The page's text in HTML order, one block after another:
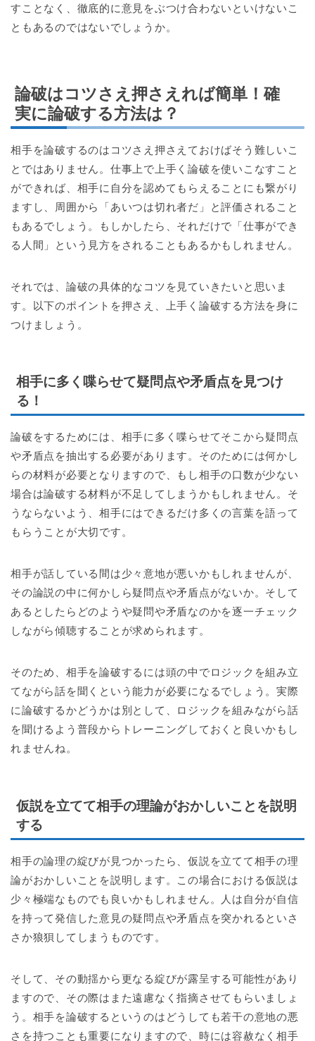
すことなく、徹底的に意見をぶつけ合わないといけないこ
ともあるのではないでしょうか。
論破はコツさえ押さえれば簡単！確
実に論破する方法は？
相手を論破するのはコツさえ押さえておけばそう難しいこ
とではありません。仕事上で上手く論破を使いこなすこと
ができれば、相手に自分を認めてもらえることにも繋がり
ますし、周囲から「あいつは切れ者だ」と評価されること
もあるでしょう。もしかしたら、それだけで「仕事ができ
る人間」という見方をされることもあるかもしれません。
それでは、論破の具体的なコツを見ていきたいと思いま
す。以下のポイントを押さえ、上手く論破する方法を身に
つけましょう。
相手に多く喋らせて疑問点や矛盾点を見つけ
る！
論破をするためには、相手に多く喋らせてそこから疑問点
や矛盾点を抽出する必要があります。そのためには何かし
らの材料が必要となりますので、もし相手の口数が少ない
場合は論破する材料が不足してしまうかもしれません。そ
うならないよう、相手にはできるだけ多くの言葉を語って
もらうことが大切です。
相手が話している間は少々意地が悪いかもしれませんが、
その論説の中に何かしら疑問点や矛盾点がないか。そして
あるとしたらどのようや疑問や矛盾なのかを逐一チェック
しながら傾聴することが求められます。
そのため、相手を論破するには頭の中でロジックを組み立
てながら話を聞くという能力が必要になるでしょう。実際
に論破するかどうかは別として、ロジックを組みながら話
を聞けるよう普段からトレーニングしておくと良いかもし
れませんね。
仮説を立てて相手の理論がおかしいことを説明
する
相手の論理の綻びが見つかったら、仮説を立てて相手の理
論がおかしいことを説明します。この場合における仮説は
少々極端なものでも良いかもしれません。人は自分が自信
を持って発信した意見の疑問点や矛盾点を突かれるといさ
さか狼狽してしまうものです。
そして、その動揺から更なる綻びが露呈する可能性があり
ますので、その際はまた遠慮なく指摘させてもらいましょ
う。相手を論破するというのはどうしても若干の意地の悪
さを持つことも重要になりますので、時には容赦なく相手